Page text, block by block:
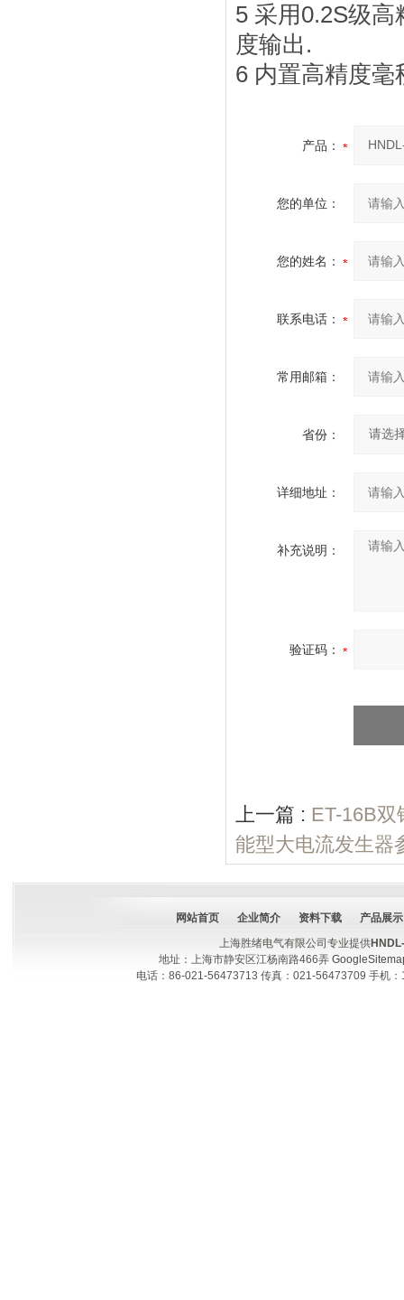
5 采用0.2S级
度输出.
6 内置高精度
产品：
您的单位：
您的姓名：
联系电话：
常用邮箱：
省份：
详细地址：
补充说明：
验证码：
上一篇 : ET-16B
能型大电流发生器
网站首页 企业简介 资料下载
产品展示
上海胜绪电气有限公司专业提供
地址：上海市静安区江杨南路466弄
电话：86-021-56473713 传真：021-56473709 手机